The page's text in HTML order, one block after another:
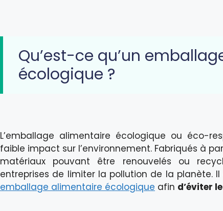
Qu’est-ce qu’un
écologique ?
L’emballage alimentaire écologique ou éco-
faible impact sur l’environnement. Fabriqués à
matériaux pouvant être renouvelés ou
entreprises de limiter la pollution de la planète.
emballage alimentaire écologique afin d’éviter